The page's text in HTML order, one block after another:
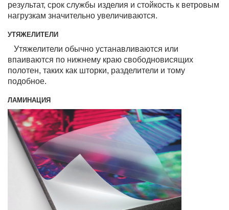
результат, срок службы изделия и стойкость к ветровым
нагрузкам значительно увеличиваются.
УТЯЖЕЛИТЕЛИ
Утяжелители обычно устанавливаются или
впаиваются по нижнему краю свободновисящих
полотен, таких как шторки, разделители и тому
подобное.
ЛАМИНАЦИЯ